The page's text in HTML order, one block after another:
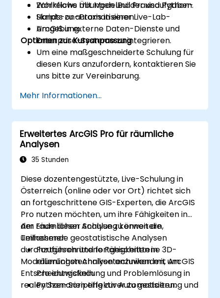
Workflows mit ModelBuilder und Python-
Skripts zu automatisieren.
ArcGIS in externe Daten-Dienste und
Enterprise-Systeme zu integrieren.
Zahlreiche Übungen und Praxisaufgaben.
Hands-on-Praxis in einer Live-Lab-
Umgebung.
Optionen zur Kursanpassung
Um eine maßgeschneiderte Schulung für
diesen Kurs anzufordern, kontaktieren Sie
uns bitte zur Vereinbarung.
Mehr Informationen...
Erweitertes ArcGIS Pro für räumliche
Analysen
35 Stunden
Diese dozentengestützte, Live-Schulung in
Österreich (online oder vor Ort) richtet sich
an fortgeschrittene GIS-Experten, die ArcGIS
Pro nutzen möchten, um ihre Fähigkeiten in
der räumlichen Analyse zu erweitern,
umfassende geostatistische Analysen
durchzuführen und fortgeschrittene 3D-
Modellierungstechniken anzuwenden, um
Entscheidungsfindung und Problemlösung in
realen Szenarien effektiver zu gestalten.
Am Ende dieser Schulung können die
Teilnehmer:
Fortgeschrittene Fähigkeiten in
räumlichen Analysetechniken mit ArcGIS
Pro entwickeln.
Python-Scripting zur Automatisierung und